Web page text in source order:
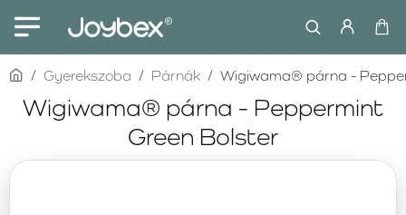
Wigiwama® párna - Peppermint
Green Bolster
homeGyerekszoba Párnák Wigiwama® párna -